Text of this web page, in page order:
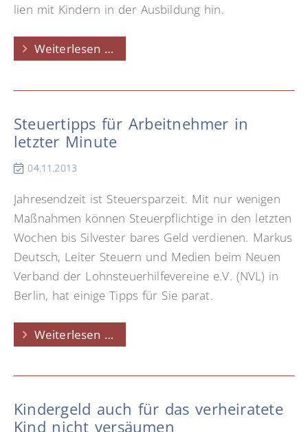
li­en mit Kin­dern in der Aus­bil­dung hin.
Weiterlesen …
bis
Ende
des
Steuertipps für Arbeitnehmer in
letzter Minute
04.11.2013
Jahresendzeit ist Steuersparzeit. Mit nur wenigen
Maßnahmen können Steuerpflichtige in den letzten
Wochen bis Silvester bares Geld verdienen. Markus
Deutsch, Leiter Steuern und Medien beim Neuen
Verband der Lohnsteuerhilfevereine e.V. (NVL) in
Berlin, hat einige Tipps für Sie parat.
Weiterlesen …
Arbeitnehmer
letzter
Kindergeld auch für das verheiratete
Kind nicht versäumen